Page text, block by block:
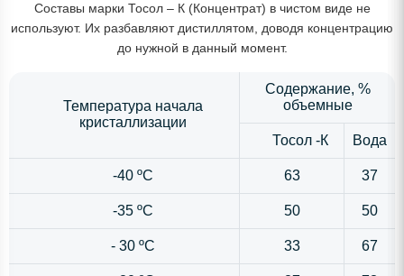
Составы марки Тосол – К (Концентрат) в чистом виде не
используют. Их разбавляют дистиллятом, доводя концентрацию
до нужной в данный момент.
Температура начала
кристаллизации
Содержание, %
объемные
Тосол -К Вода
-40 ºС 63 37
-35 ºС 50 50
- 30 ºС 33 67